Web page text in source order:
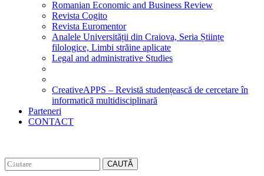
Romanian Economic and Business Review
Revista Cogito
Revista Euromentor
Analele Universității din Craiova, Seria Științe
filologice, Limbi străine aplicate
Legal and administrative Studies
CreativeAPPS – Revistă studențească de cercetare în
informatică multidisciplinară
Parteneri
CONTACT
CAUTĂ